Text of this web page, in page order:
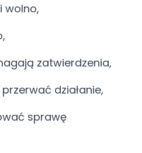
wolno,
zatwierdzenia,
działanie,
sprawę